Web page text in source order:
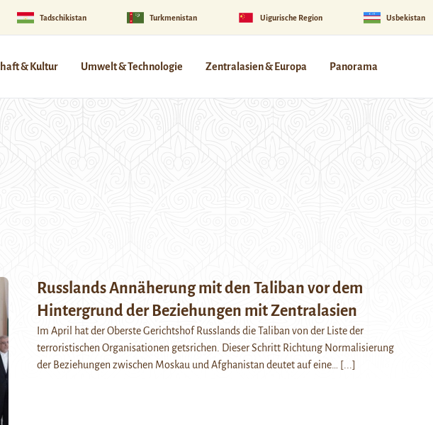
Tadschikistan Turkmenistan Uigurische Region Usbekistan
& Kultur Umwelt & Technologie Zentralasien & Europa Panorama
Russlands Annäherung mit den Taliban vor dem
Hintergrund der Beziehungen mit Zentralasien
Im April hat der Oberste Gerichtshof Russlands die Taliban von der Liste der
terroristischen Organisationen getsrichen. Dieser Schritt Richtung Normalisierung
der Beziehungen zwischen Moskau und Afghanistan deutet auf eine…
[...]